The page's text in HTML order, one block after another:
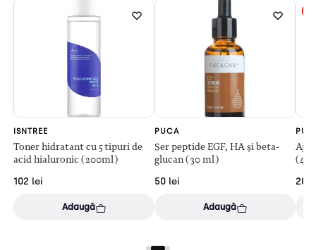
ISNTREE
Toner hidratant cu 5 tipuri de
acid hialuronic (200ml)
102 lei
Adaugă
PUCA
Ser peptide EGF, HA și beta-
glucan (30 ml)
50 lei
Adaugă
Apă
20